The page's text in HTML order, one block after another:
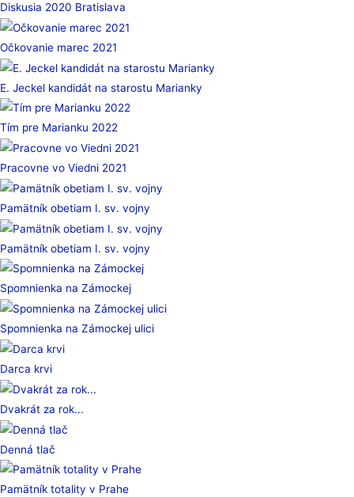
Diskusia 2020 Bratislava
Očkovanie marec 2021
E. Jeckel kandidát na starostu Marianky
Tím pre Marianku 2022
Pracovne vo Viedni 2021
Pamätník obetiam I. sv. vojny
Pamätník obetiam I. sv. vojny
Spomnienka na Zámockej
Spomnienka na Zámockej ulici
Darca krvi
Dvakrát za rok...
Denná tlač
Pamätník totality v Prahe